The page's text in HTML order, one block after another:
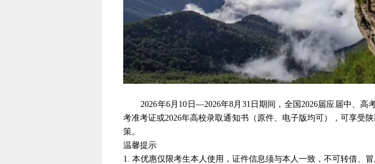
2026年6月10日—2026年8月31日期间，全国2026届应届中、高
考准考证或2026年高校录取通知书（原件、电子版均可），可享受
策。
温馨提示
1. 本优惠仅限考生本人使用，证件信息须与本人一致，不可转借、冒